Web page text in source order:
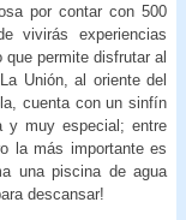
por contar con 500
vivirás experiencias
permite disfrutar al
Unión, al oriente del
cuenta con un sinfín
y muy especial; entre
la más importante es
una piscina de agua
descansar!